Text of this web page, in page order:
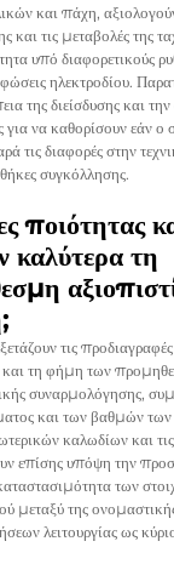
και πάχη,
και τις μεταβολές της
υπό διαφορετικούς
ηλεκτροδίου.
της διείσδυσης και
να καθορίσουν εάν ο
τις διαφορές στην
συγκόλλησης.
ποιότητας
καλύτερα τη
τις
και τη φήμη των
συναρμολόγησης,
και των βαθμών των
καλωδίων και
επίσης υπόψη την
των
μεταξύ της
λειτουργίας ως